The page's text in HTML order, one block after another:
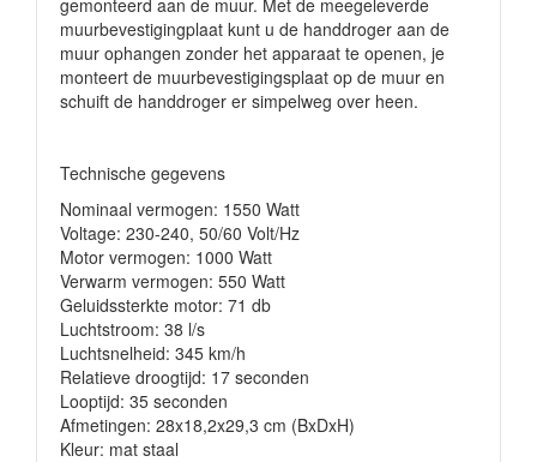
gemonteerd aan de muur. Met de meegeleverde
muurbevestigingplaat kunt u de handdroger aan de
muur ophangen zonder het apparaat te openen, je
monteert de muurbevestigingsplaat op de muur en
schuift de handdroger er simpelweg over heen.
Technische gegevens
Nominaal vermogen: 1550 Watt
Voltage: 230-240, 50/60 Volt/Hz
Motor vermogen: 1000 Watt
Verwarm vermogen: 550 Watt
Geluidssterkte motor: 71 db
Luchtstroom: 38 l/s
Luchtsnelheid: 345 km/h
Relatieve droogtijd: 17 seconden
Looptijd: 35 seconden
Afmetingen: 28x18,2x29,3 cm (BxDxH)
Kleur: mat staal